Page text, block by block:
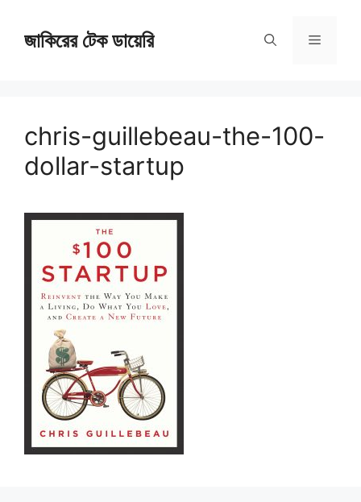
জাকিরের টেক ডায়েরি Menu
chris-guillebeau-the-100-
dollar-startup